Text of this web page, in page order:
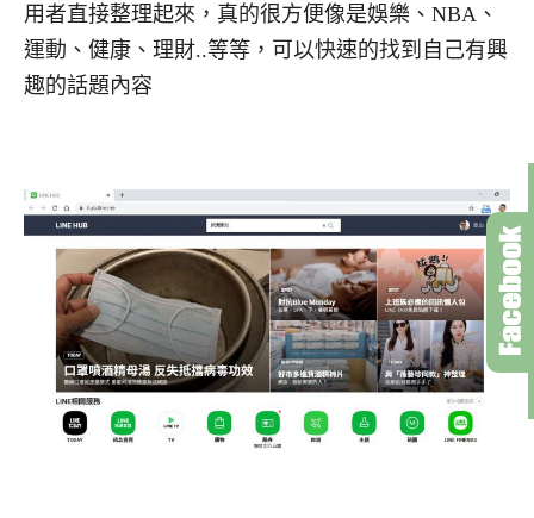
用者直接整理起來，真的很方便像是娛樂、NBA、
運動、健康、理財..等等，可以快速的找到自己有興
趣的話題內容